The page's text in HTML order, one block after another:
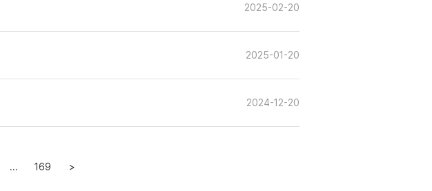
2025-02-20
2025-01-20
2024-12-20
... 169 >